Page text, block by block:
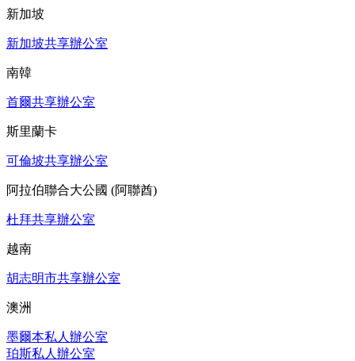
新加坡
新加坡共享辦公室
南韓
首爾共享辦公室
斯里蘭卡
可倫坡共享辦公室
阿拉伯聯合大公國 (阿聯酋)
杜拜共享辦公室
越南
胡志明市共享辦公室
澳洲
墨爾本私人辦公室
珀斯私人辦公室